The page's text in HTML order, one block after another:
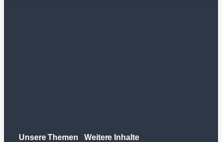
Unsere Themen Weitere Inhalte